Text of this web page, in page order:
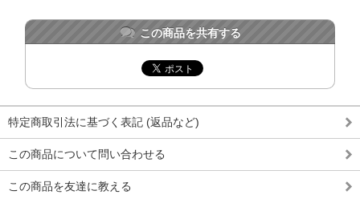
この商品を共有する
特定商取引法に基づく表記 (返品など)
この商品について問い合わせる
この商品を友達に教える